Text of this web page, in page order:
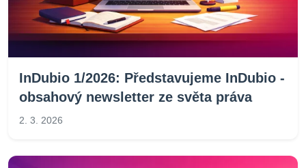
InDubio 1/2026: Představujeme InDubio -
obsahový newsletter ze světa práva
2. 3. 2026